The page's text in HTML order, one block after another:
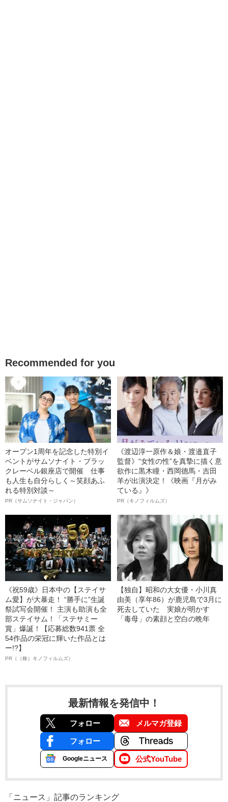
Recommended for you
オープン1周年を記念した特別イ
ベントがサムソナイト・ブラッ
クレーベル銀座店で開催 仕事
も人生も自分らしく～笑顔あふ
れる特別対談～
PR（サムソナイト・ジャパン）
《渡辺淳一原作＆娘・渡邉直子
監督》“女性の性”を真摯に描く意
欲作に黒木瞳・西岡德馬・吉田
羊が出演決定！《映画『月がみ
ている』》
PR（キノフィルムズ）
《祝59歳》日本中の【ステイサ
ム愛】が大暴走！ “勝手に”生誕
祭試写会開催！ 主演も助演も全
部ステイサム！「ステサミー
賞」爆誕！【応募総数941票 全
54作品の栄冠に輝いた作品とは
ー!?】
PR（（株）キノフィルムズ）
【独自】昭和の大女優・小川真
由美（享年86）が鹿児島で3月に
死去していた 実娘が明かす
「毒母」の素顔と空白の晩年
最新情報を発信中！
フォロー メルマガ登録
フォロー
Googleニュース 公式YouTube
「ニュース」記事のランキング